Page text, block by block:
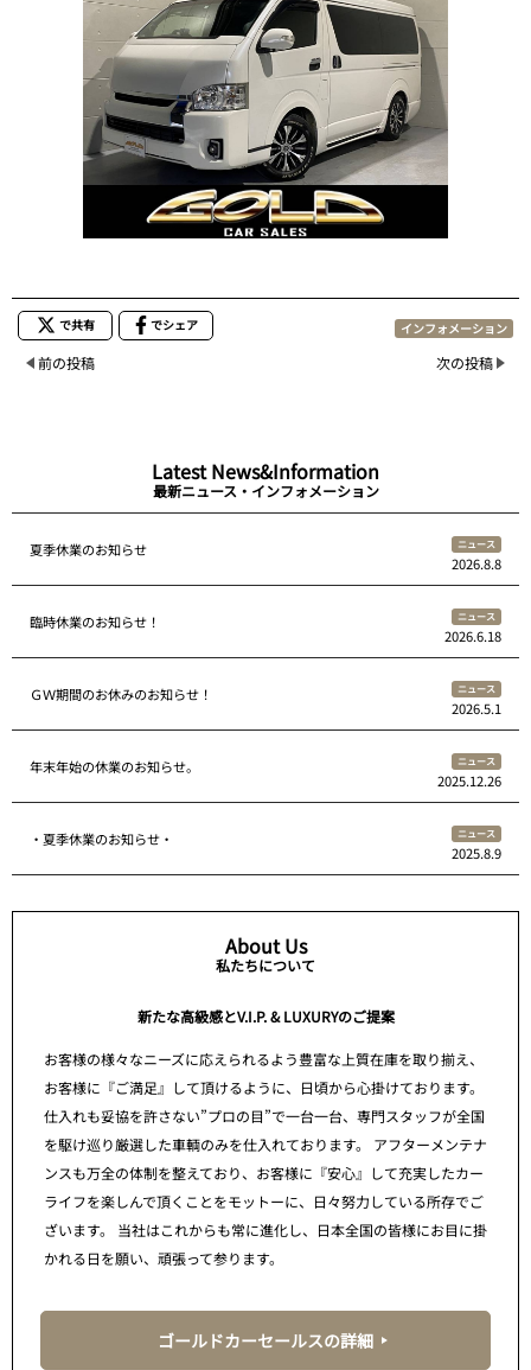
で共有 でシェア インフォメーション
前の投稿 次の投稿
Latest News&Information
最新ニュース・インフォメーション
夏季休業のお知らせ ニュース
2026.8.8
臨時休業のお知らせ！ ニュース
2026.6.18
ＧＷ期間のお休みのお知らせ！ ニュース
2026.5.1
年末年始の休業のお知らせ。 ニュース
2025.12.26
・夏季休業のお知らせ・ ニュース
2025.8.9
About Us
私たちについて
新たな高級感とV.I.P. & LUXURYのご提案
お客様の様々なニーズに応えられるよう豊富な上質在庫を取り揃え、
お客様に『ご満足』して頂けるように、日頃から心掛けております。
仕入れも妥協を許さない”プロの目”で一台一台、専門スタッフが全国
を駆け巡り厳選した車輌のみを仕入れております。 アフターメンテナ
ンスも万全の体制を整えており、お客様に『安心』して充実したカー
ライフを楽しんで頂くことをモットーに、日々努力している所存でご
ざいます。 当社はこれからも常に進化し、日本全国の皆様にお目に掛
かれる日を願い、頑張って参ります。
ゴールドカーセールスの詳細